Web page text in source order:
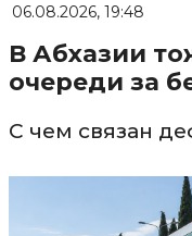
06.08.2026, 19:48
В Абхазии
очереди за
С чем связан